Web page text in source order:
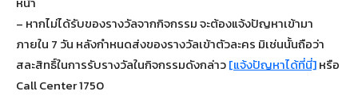
– หากไม่ได้รับของรางวัลจากกิจกรรม จะต้องแจ้งปัญหาเข้ามา
ภายใน 7 วัน หลังกำหนดส่งของรางวัลเข้าตัวละคร มิเช่นนั้นถือว่า
สละสิทธิ์ในการรับรางวัลในกิจกรรมดังกล่าว[แจ้งปัญหาได้ที่นี่]หรือ
Call Center 1750